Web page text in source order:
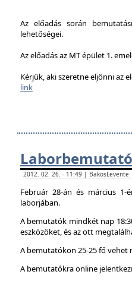
Az előadás során
lehetőségei.
Az előadás az MT épület 1.
Kérjük, aki szeretne eljönni az
link
Laborbemutató
2012. 02. 26. - 11:49 |
Február 28-án és március
laborjában.
A bemutatók mindkét nap
eszközöket, és az ott
A bemutatókon 25-25 fő
A bemutatókra online